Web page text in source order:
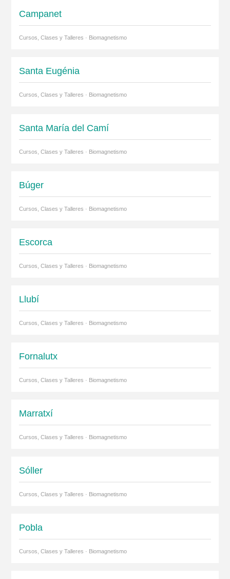
Campanet
Cursos, Clases y Talleres · Biomagnetismo
Santa Eugénia
Cursos, Clases y Talleres · Biomagnetismo
Santa María del Camí
Cursos, Clases y Talleres · Biomagnetismo
Búger
Cursos, Clases y Talleres · Biomagnetismo
Escorca
Cursos, Clases y Talleres · Biomagnetismo
Llubí
Cursos, Clases y Talleres · Biomagnetismo
Fornalutx
Cursos, Clases y Talleres · Biomagnetismo
Marratxí
Cursos, Clases y Talleres · Biomagnetismo
Sóller
Cursos, Clases y Talleres · Biomagnetismo
Pobla
Cursos, Clases y Talleres · Biomagnetismo